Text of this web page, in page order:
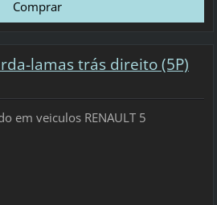
lamas trás direito (5P)
em veiculos RENAULT 5